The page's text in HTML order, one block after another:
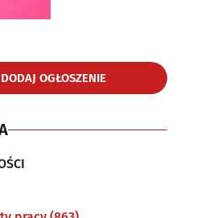
DODAJ OGŁOSZENIE